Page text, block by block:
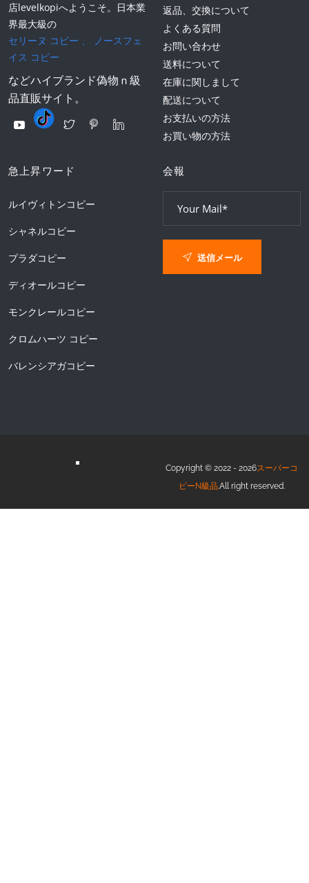
店levelkopiへようこそ。日本業
界最大級の
セリーヌ コピー 、
ノースフェ
イス コピー
などハイブランド偽物ｎ級
品直販サイト。
返品、交換について
よくある質問
お問い合わせ
送料について
在庫に関しまして
配送について
お支払いの方法
お買い物の方法
急上昇ワード
ルイヴィトンコピー
シャネルコピー
プラダコピー
ディオールコピー
モンクレールコピー
クロムハーツ コピー
バレンシアガコピー
会報
送信メール
Copyright © 2022 - 2026スーパーコ
ピーN級品.All right reserved.